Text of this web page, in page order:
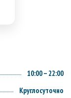
10:00 – 22:00
Круглосуточно